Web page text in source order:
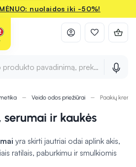
MĖNUO: nuolaidos iki -50%!
produkto pavadinimą, prekės ženklą ir
Veido odos priežiūrai Paakių
serumai ir kaukės
yra skirti jautriai odai aplink akis,
ratilais, paburkimu ir smulkiomis
yra dažnai praturtintos